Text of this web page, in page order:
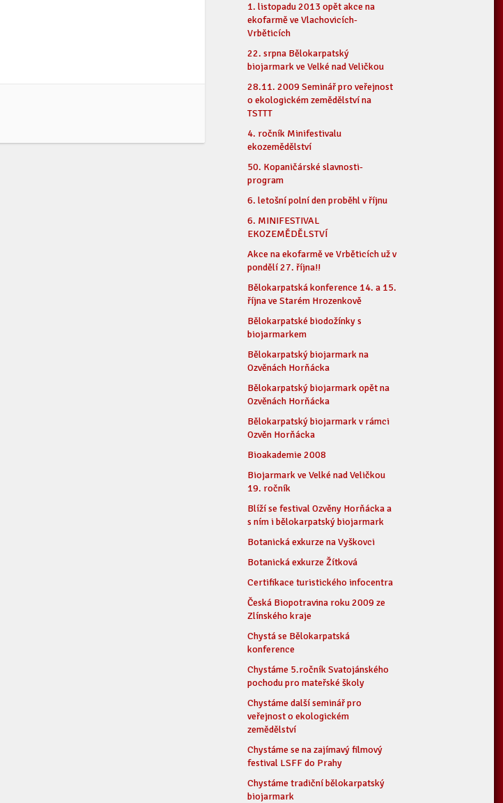
1. listopadu 2013 opět akce na
ekofarmě ve Vlachovicích-
Vrběticích
22. srpna Bělokarpatský
biojarmark ve Velké nad Veličkou
28.11. 2009 Seminář pro veřejnost
o ekologickém zemědělství na
TSTTT
4. ročník Minifestivalu
ekozemědělství
50. Kopaničárské slavnosti-
program
6. letošní polní den proběhl v říjnu
6. MINIFESTIVAL
EKOZEMĚDĚLSTVÍ
Akce na ekofarmě ve Vrběticích už v
pondělí 27. října!!
Bělokarpatská konference 14. a 15.
října ve Starém Hrozenkově
Bělokarpatské biodožínky s
biojarmarkem
Bělokarpatský biojarmark na
Ozvěnách Horňácka
Bělokarpatský biojarmark opět na
Ozvěnách Horňácka
Bělokarpatský biojarmark v rámci
Ozvěn Horňácka
Bioakademie 2008
Biojarmark ve Velké nad Veličkou
19. ročník
Blíží se festival Ozvěny Horňácka a
s ním i bělokarpatský biojarmark
Botanická exkurze na Vyškovci
Botanická exkurze Žítková
Certifikace turistického infocentra
Česká Biopotravina roku 2009 ze
Zlínského kraje
Chystá se Bělokarpatská
konference
Chystáme 5.ročník Svatojánského
pochodu pro mateřské školy
Chystáme další seminář pro
veřejnost o ekologickém
zemědělství
Chystáme se na zajímavý filmový
festival LSFF do Prahy
Chystáme tradiční bělokarpatský
biojarmark